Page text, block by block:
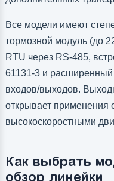
Все модели имеют
тормозной модуль (до
RTU через RS-485,
61131-3 и расширенный
входов/выходов.
открывает применения
высокоскоростными
Как выбрать
обзор линейки